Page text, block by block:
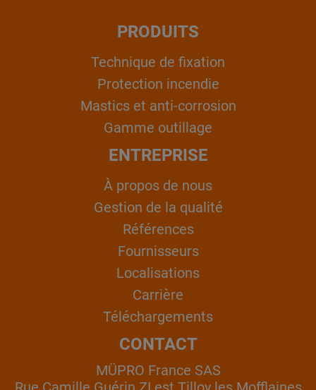
PRODUITS
Technique de fixation
Protection incendie
Mastics et anti-corrosion
Gamme outillage
ENTREPRISE
À propos de nous
Gestion de la qualité
Références
Fournisseurs
Localisations
Carrière
Téléchargements
CONTACT
MÜPRO France SAS